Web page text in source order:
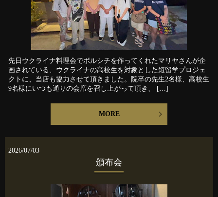
先日ウクライナ料理会でボルシチを作ってくれたマリヤさんが企
画されている、ウクライナの高校生を対象とした短留学プロジェ
クトに、当店も協力させて頂きました。院卒の先生2名様、高校生
9名様にいつも通りの会席を召し上がって頂き、 […]
MORE
2026/07/03
頒布会